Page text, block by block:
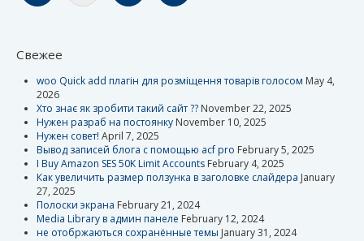
Свежее
woo Quick add плагін для розміщення товарів голосом May 4,
2026
Хто знає як зробити такий сайт ?? November 22, 2025
Нужен разраб на постоянку November 10, 2025
Нужен совет! April 7, 2025
Вывод записей блога с помощью acf pro February 5, 2025
I Buy Amazon SES 50K Limit Accounts February 4, 2025
Как увеличить размер ползунка в заголовке слайдера January
27, 2025
Полоски экрана February 21, 2024
Media Library в админ панеле February 12, 2024
не отобржаються сохранённые темы January 31, 2024